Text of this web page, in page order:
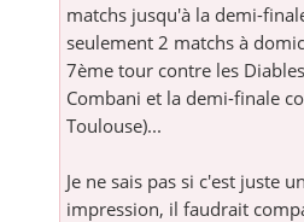
matchs jusqu'à la demi-
seulement 2 matchs à
7ème tour contre les
Combani et la demi-finale
Toulouse)...
Je ne sais pas si c'est juste
impression, il faudrait